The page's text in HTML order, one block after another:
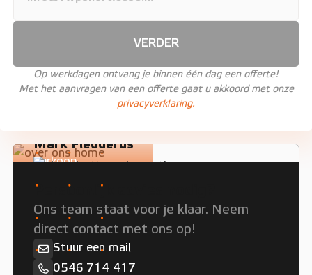
VERDER
Op werkdagen ontvang je binnen één dag een offerte!
Met het aanvragen van een offerte gaat u akkoord met onze
privacyverklaring.
Mark Fledderus
Verkoop
Persoonlijk advies nodig?
Ons team staat voor je klaar. Neem
direct contact met ons op!
Stuur een mail
0546 714 417